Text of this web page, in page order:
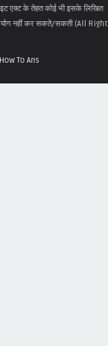
एक्ट के तेहत कोई भी इसके लिखित
प्रयोग नहीं कर सकते/सकती (All Right
How To Ans